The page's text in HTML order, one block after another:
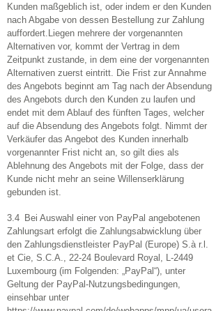
Kunden maßgeblich ist, oder indem er den Kunden
nach Abgabe von dessen Bestellung zur Zahlung
auffordert. Liegen mehrere der vorgenannten
Alternativen vor, kommt der Vertrag in dem
Zeitpunkt zustande, in dem eine der vorgenannten
Alternativen zuerst eintritt. Die Frist zur Annahme
des Angebots beginnt am Tag nach der Absendung
des Angebots durch den Kunden zu laufen und
endet mit dem Ablauf des fünften Tages, welcher
auf die Absendung des Angebots folgt. Nimmt der
Verkäufer das Angebot des Kunden innerhalb
vorgenannter Frist nicht an, so gilt dies als
Ablehnung des Angebots mit der Folge, dass der
Kunde nicht mehr an seine Willenserklärung
gebunden ist.
3.4 Bei Auswahl einer von PayPal angebotenen
Zahlungsart erfolgt die Zahlungsabwicklung über
den Zahlungsdienstleister PayPal (Europe) S.à r.l.
et Cie, S.C.A., 22-24 Boulevard Royal, L-2449
Luxembourg (im Folgenden: „PayPal“), unter
Geltung der PayPal-Nutzungsbedingungen,
einsehbar unter